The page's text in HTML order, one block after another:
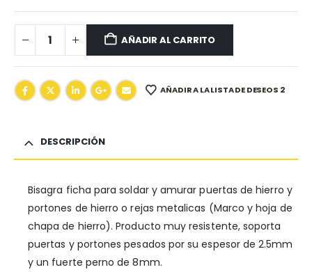
AÑADIR AL CARRITO
AÑADIR A LA LISTA DE DESEOS 2
DESCRIPCIÓN
Bisagra ficha para soldar y amurar puertas de hierro y
portones de hierro o rejas metalicas (Marco y hoja de
chapa de hierro). Producto muy resistente, soporta
puertas y portones pesados por su espesor de 2.5mm
y un fuerte perno de 8mm.